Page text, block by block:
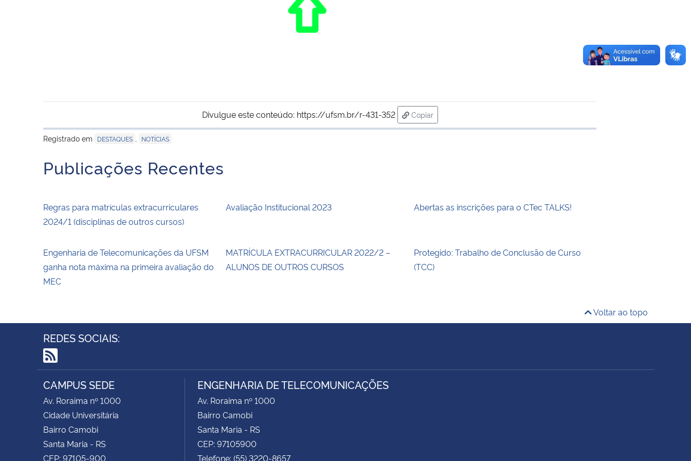
Divulgue este conteúdo: https://ufsm.br/r-431-352
Copiar
para área de transferência
Registrado em
DESTAQUES NOTÍCIAS
Publicações Recentes
Regras para matrículas extracurriculares
2024/1 (disciplinas de outros cursos)
Avaliação Institucional 2023 Abertas as inscrições para o CTec TALKS!
Engenharia de Telecomunicações da UFSM
ganha nota máxima na primeira avaliação do
MEC
MATRÍCULA EXTRACURRICULAR 2022/2 –
ALUNOS DE OUTROS CURSOS
Protegido: Trabalho de Conclusão de Curso
(TCC)
Voltar ao topo
REDES SOCIAIS:
RSS
CAMPUS SEDE
Av. Roraima nº 1000
Cidade Universitária
Bairro Camobi
Santa Maria - RS
CEP: 97105-900
ENGENHARIA DE TELECOMUNICAÇÕES
Av. Roraima nº 1000
Bairro Camobi
Santa Maria - RS
CEP: 97105900
Telefone: (55) 3220-8657